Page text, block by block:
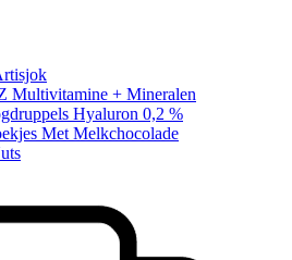
Multivitamine + Mineralen
Hyaluron 0,2 %
Met Melkchocolade